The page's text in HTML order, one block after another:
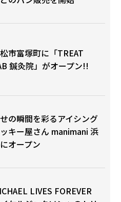
市富塚町に「TREAT
鍼灸院」がオープン!!
の瞬間を彩るアイシング
キー屋さん manimani 浜
オープン
LIVES FOREVER